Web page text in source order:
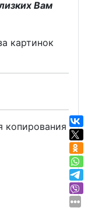
Вам
картинок
копирования